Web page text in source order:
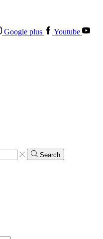
Google plus
Youtube
Search